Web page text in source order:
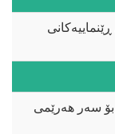
بۆ سەر هەرێمی